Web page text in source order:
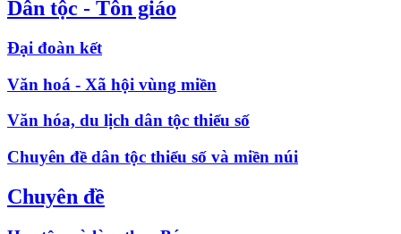
Dân tộc - Tôn giáo
Đại đoàn kết
Văn hoá - Xã hội vùng miền
Văn hóa, du lịch dân tộc thiểu số
Chuyên đề dân tộc thiểu số và miền núi
Chuyên đề